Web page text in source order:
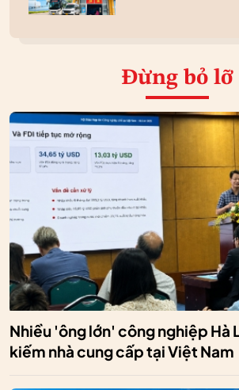
Đừng bỏ lỡ
Nhiều 'ông lớn' công nghiệp Hà
kiếm nhà cung cấp tại Việt Nam